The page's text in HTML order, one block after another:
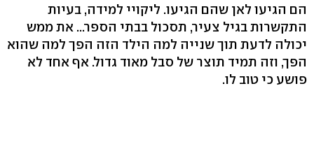
הם הגיעו לאן שהם הגיעו. ליקויי למידה, בעיות
התקשרות בגיל צעיר, תסכול בבתי הספר... את ממש
יכולה לדעת תוך שנייה למה הילד הזה הפך למה שהוא
הפך, וזה תמיד תוצר של סבל מאוד גדול. אף אחד לא
פושע כי טוב לו.